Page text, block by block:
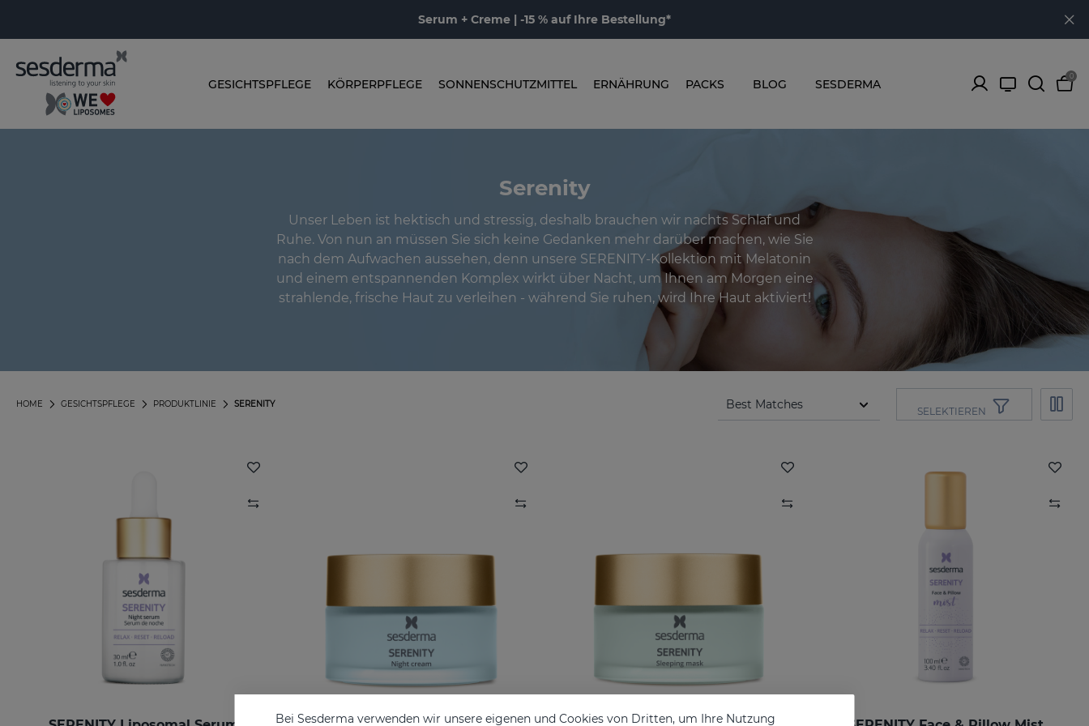
Serum + Creme | -15 % auf Ihre Bestellung*
GESICHTSPFLEGE KÖRPERPFLEGE SONNENSCHUTZMITTEL ERNÄHRUNG PACKS BLOG SESDERMA
0
Serenity
Unser Leben ist hektisch und stressig, deshalb brauchen wir nachts Schlaf und
Ruhe. Von nun an müssen Sie sich keine Gedanken mehr darüber machen, wie Sie
nach dem Aufwachen aussehen, denn unsere SERENITY-Kollektion mit Melatonin
und einem entspannenden Komplex wirkt über Nacht, um Ihnen am Morgen eine
strahlende, frische Haut zu verleihen - während Sie ruhen, wird Ihre Haut aktiviert!
SERENITY
PRODUKTLINIE
GESICHTSPFLEGE
HOME
SELEKTIEREN
Bei Sesderma verwenden wir unsere eigenen und Cookies von Dritten, um Ihre Nutzung